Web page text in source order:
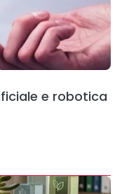
e robotica